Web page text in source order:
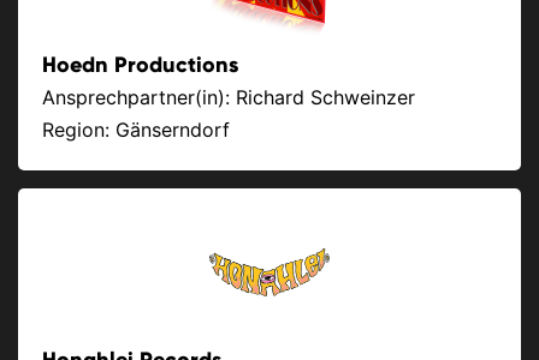
Hoedn Productions
Ansprechpartner(in): Richard Schweinzer
Region: Gänserndorf